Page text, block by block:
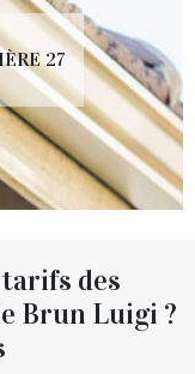
27
des
Brun Luigi ?